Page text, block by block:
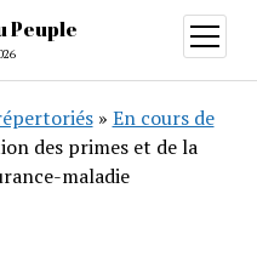
Peuple
ouvrir
menu
» En cours de
des primes et de la
maladie